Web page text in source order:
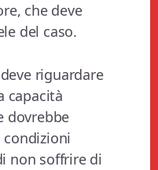
che deve
del caso.
riguardare
capacità
dovrebbe
condizioni
non soffrire di